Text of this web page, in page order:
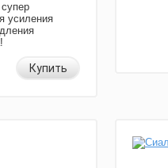
усиления
Купить